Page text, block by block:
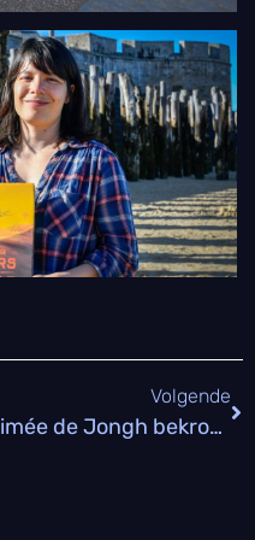
Volgende
Aimée de Jongh bekroond met Stripschapsprijs